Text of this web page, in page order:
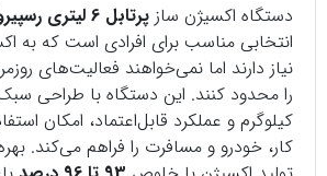
دستگاه اکسیژن ساز پرتابل 6 لیتری رسپیروکس دو باتری
انتخابی مناسب برای افرادی است که به
نیاز دارند اما نمی‌خواهند فعالیت‌های
کیلوگرم و عملکرد قابل‌اعتماد، امکان
کار، خودرو و مسافرت را فراهم می‌کند.